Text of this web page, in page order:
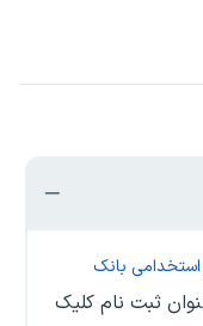
بانک
ثبت نام کلیک